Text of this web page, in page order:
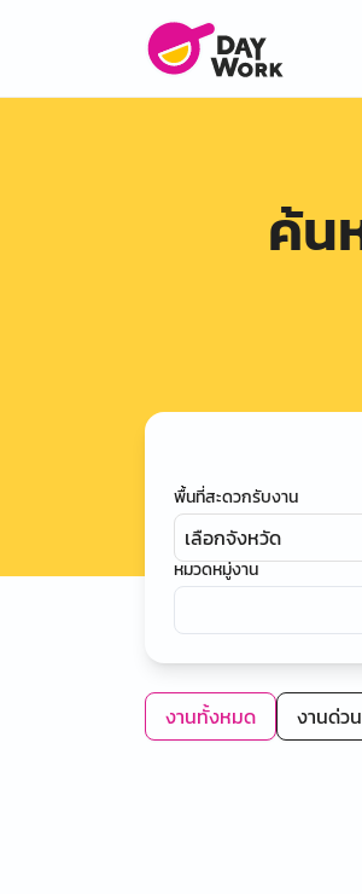
ค้น
พื้นที่สะดวกรับงาน
เลือกจังหวัด
หมวดหมู่งาน
งานทั้งหมด งานด่วน